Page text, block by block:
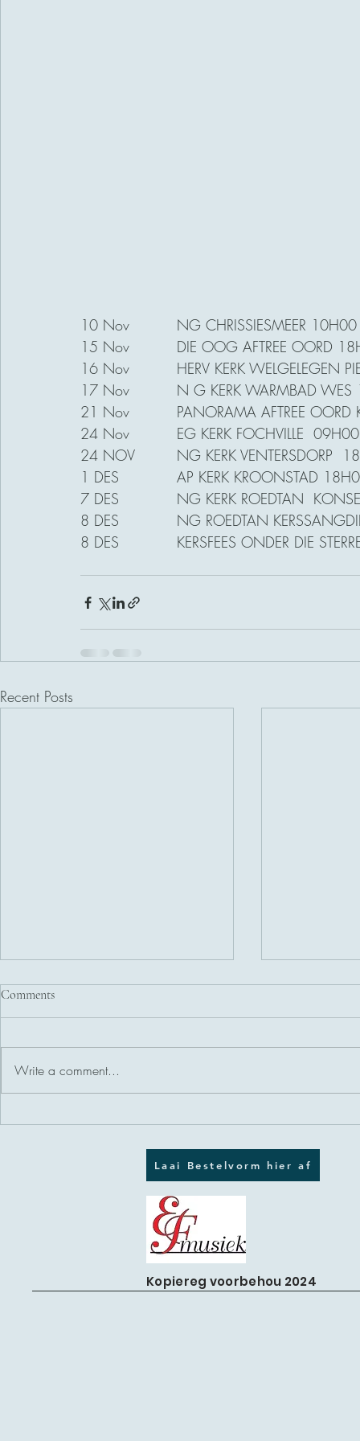
10 Nov		NG CHRISSIESMEER 10H00
15 Nov		DIE OOG AFTREE OORD
17 Nov		N G KERK WARMBAD
21 Nov		PANORAMA AFTREE
24 Nov 		EG KERK FOCHVILLE  09H00
24 NOV		NG KERK VENTERSDORP
1 DES		AP KERK KROONSTAD
7 DES		NG KERK ROEDTAN
8 DES		NG ROEDTAN
Recent Posts
Comments
Write a comment...
Laai Bestelvorm hier af
Kopiereg voorbehou 2024